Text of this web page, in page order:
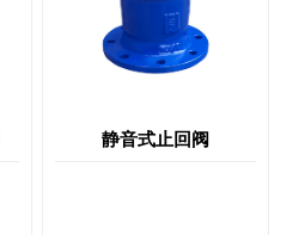
静音式止回阀